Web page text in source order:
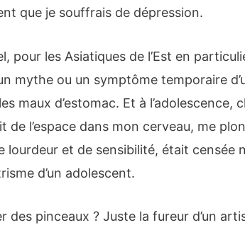
que je souffrais de dépression.
pour les Asiatiques de l’Est en
mythe ou un symptôme temporaire
maux d’estomac. Et à l’adolescence,
de l’espace dans mon cerveau, me
et de sensibilité, était censée
d’un adolescent.
des pinceaux ? Juste la fureur d’un